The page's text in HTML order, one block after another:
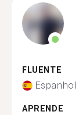
FLUENTE
Espanhol
APRENDE